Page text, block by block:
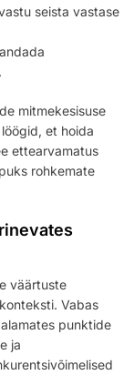
seista vastase
mitmekesisuse
et hoida
ettearvamatus
rohkemate
väärtuste
Vabas
punktide
ja